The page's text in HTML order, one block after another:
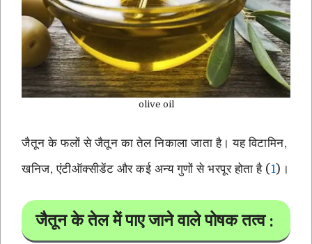
olive oil
जैतून के फलों से जैतून का तेल निकाला जाता है। यह विटामिन,
खनिज, एंटीऑक्सीडेंट और कई अन्य गुणों से भरपूर होता है (1)।
जैतून के तेल में पाए जाने वाले पोषक तत्व :